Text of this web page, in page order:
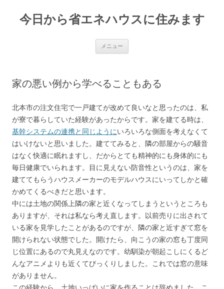
今日から省エネハウスに住みます
メニュー
ス
プ
家の悪い例から学べることもある
北本市の注文住宅で一戸建てが改めて良いなと思ったのは、私
が寮で暮らしていた経験があったからです。家を建てる時は、
基幹システムの連携と同じようにいろいろな側面を考えなくて
はいけないと思いました。建ててみると、隣の部屋からの騒音
はなく快適に眠れますし、だからとても精神的にも身体的にも
毎日健康でいられます。目に見えない防音性というのは、家を
建ててもらうハウスメーカーのモデルハウスにいってしかと確
かめてくるべきだと思います。
中には土地の関係上隣の家と近くなってしまうというところも
ありますが、それは私なら考え直します。以前売りに出されて
いる家を見学したことがあるのですが、隣の家と近すぎて窓を
開けられない状態でした。開けたら、向こうの家の窓も丁度同
じ位置にあるので丸見えなのです。幼馴染が朝起こしにくるど
んなアニメよりも近くてびっくりしました。これでは窓の意味
がありません。